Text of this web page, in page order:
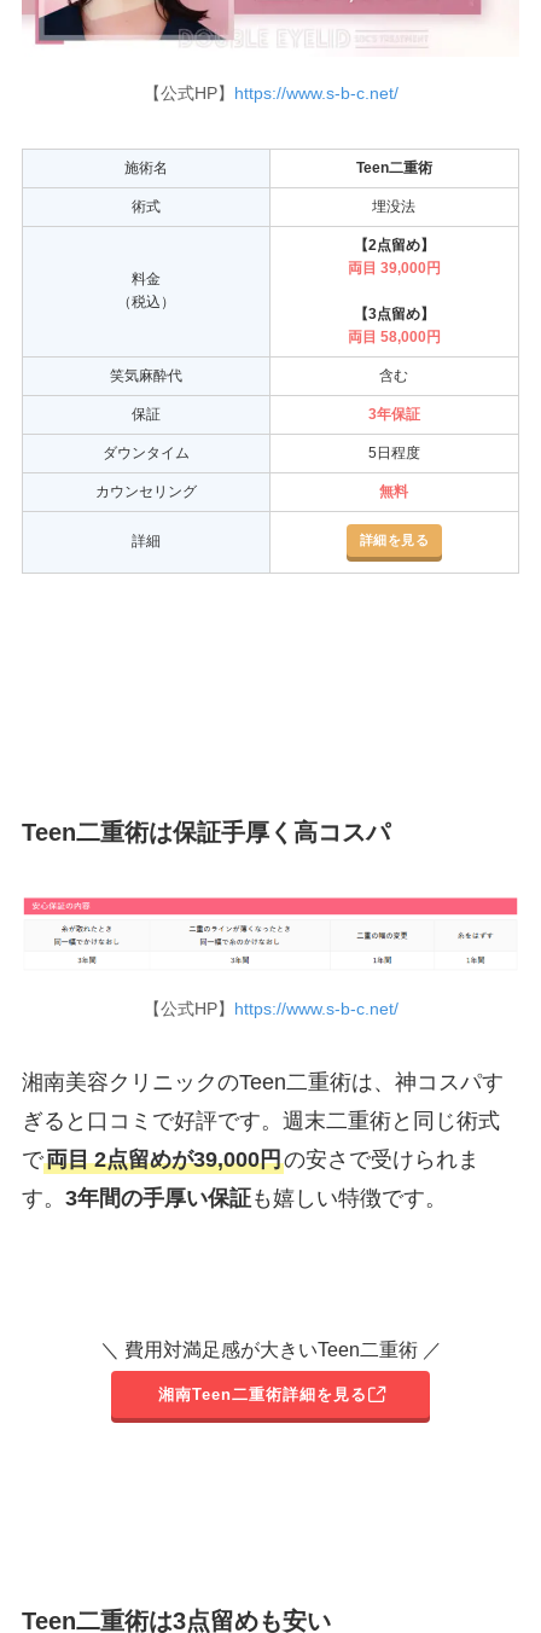
【公式HP】 https://www.s-b-c.net/
施術名 Teen二重術
術式 埋没法
料金
（税込）
【2点留め】
両目 39,000円
【3点留め】
両目 58,000円
笑気麻酔代 含む
保証 3年保証
ダウンタイム 5日程度
カウンセリング 無料
詳細 詳細を見る
Teen二重術は保証手厚く高コスパ
【公式HP】 https://www.s-b-c.net/
湘南美容クリニックのTeen二重術は、神コスパす
ぎると口コミで好評です。週末二重術と同じ術式
で両目 2点留めが39,000円の安さで受けられま
す。 3年間の手厚い保証も嬉しい特徴です。
＼ 費用対満足感が大きいTeen二重術 ／
湘南Teen二重術詳細を見る
Teen二重術は3点留めも安い